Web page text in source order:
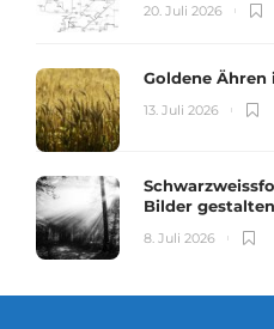
20. Juli 2026
Goldene
13. Juli 2026
Bilder
8. Juli 2026